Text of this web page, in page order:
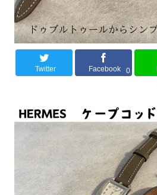
Twitter Facebook 0